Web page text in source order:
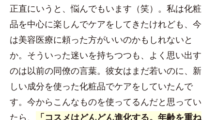
正直にいうと、悩んでもいます（笑）。私は化粧
品を中心に楽しんでケアをしてきたけれども、今
は美容医療に頼った方がいいのかもしれないと
か。そういった迷いを持ちつつも、よく思い出す
のは以前の同僚の言葉。彼女はまだ若いのに、新
しい成分を使った化粧品でケアをしていたんで
す。今からこんなものを使ってるんだと思ってい
たら、
「コスメはどんどん進化する。年齢を重ね